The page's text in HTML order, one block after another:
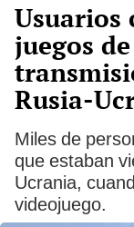
Usuarios
juegos
Rusia-
Miles de
que estaban
Ucrania,
videojuego.